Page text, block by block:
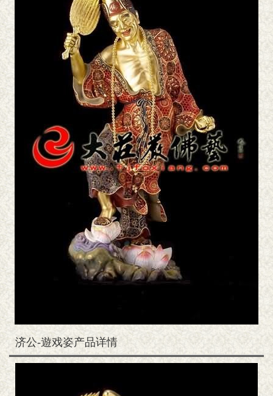
济公-遊戏姿产品详情